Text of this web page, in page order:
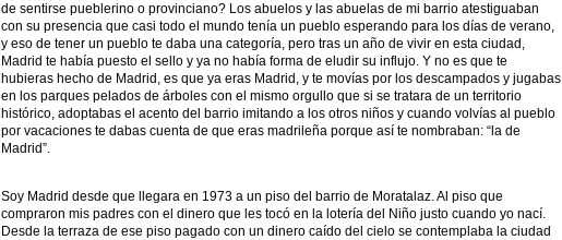
de sentirse pueblerino o provinciano? Los abuelos y las abuelas de mi barrio atestiguaban
con su presencia que casi todo el mundo tenía un pueblo esperando para los días de verano,
y eso de tener un pueblo te daba una categoría, pero tras un año de vivir en esta ciudad,
Madrid te había puesto el sello y ya no había forma de eludir su influjo. Y no es que te
hubieras hecho de Madrid, es que ya eras Madrid, y te movías por los descampados y jugabas
en los parques pelados de árboles con el mismo orgullo que si se tratara de un territorio
histórico, adoptabas el acento del barrio imitando a los otros niños y cuando volvías al pueblo
por vacaciones te dabas cuenta de que eras madrileña porque así te nombraban: “la de
Madrid”.
Soy Madrid desde que llegara en 1973 a un piso del barrio de Moratalaz. Al piso que
compraron mis padres con el dinero que les tocó en la lotería del Niño justo cuando yo nací.
Desde la terraza de ese piso pagado con un dinero caído del cielo se contemplaba la ciudad